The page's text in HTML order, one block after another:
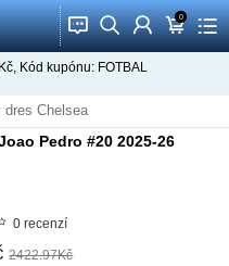
󰂱 󰂨 󰃳 0
󰃦 󰃖
Kč, Kód kupónu: FOTBAL
dres Chelsea
Pedro #20 2025-26
0 recenzí
2422.97Kč